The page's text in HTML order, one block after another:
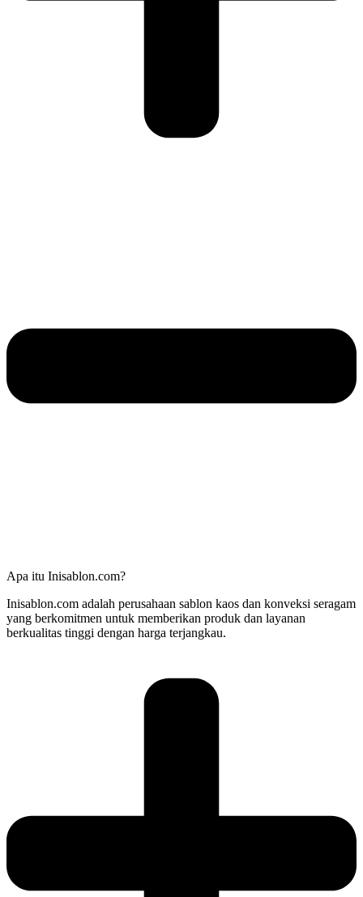
Apa itu Inisablon.com?
Inisablon.com adalah perusahaan sablon kaos dan konveksi seragam
yang berkomitmen untuk memberikan produk dan layanan
berkualitas tinggi dengan harga terjangkau.